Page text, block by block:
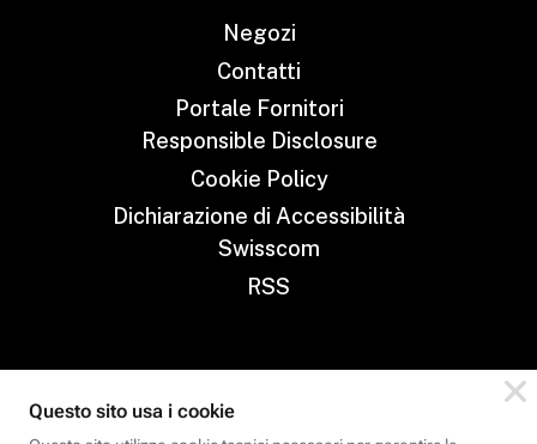
Negozi
Contatti
Portale Fornitori
Responsible Disclosure
Cookie Policy
Dichiarazione di Accessibilità
Swisscom
RSS